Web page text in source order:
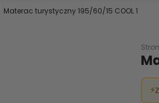
Materac turystyczny 195/60/15 COOL 1
⚡